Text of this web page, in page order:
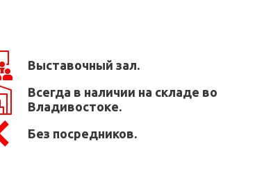
Выставочный зал.
Всегда в наличии на складе во
Владивостоке.
Без посредников.